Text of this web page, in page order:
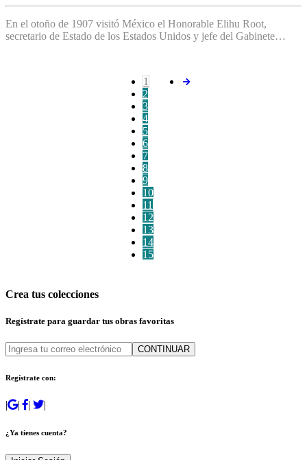
En el otoño de 1907 visitó México el Honorable Elihu Root,
secretario de Estado de los Estados Unidos y jefe del Gabinete…
1
2
3
4
5
6
7
8
9
10
11
12
13
14
15
Crea tus colecciones
Regístrate para guardar tus obras favoritas
CONTINUAR
Regístrate con:
| | | |
¿Ya tienes cuenta?